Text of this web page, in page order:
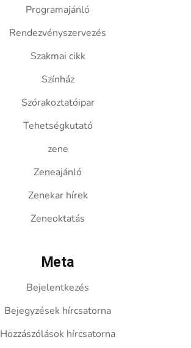
Programajánló
Rendezvényszervezés
Szakmai cikk
Színház
Szórakoztatóipar
Tehetségkutató
zene
Zeneajánló
Zenekar hírek
Zeneoktatás
Meta
Bejelentkezés
Bejegyzések hírcsatorna
Hozzászólások hírcsatorna